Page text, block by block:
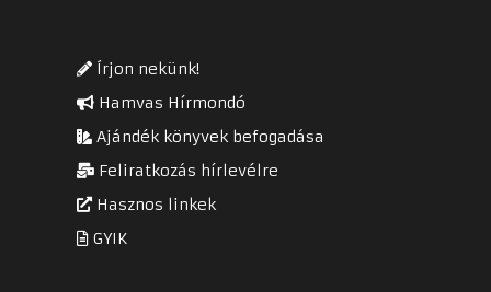
Írjon nekünk!
Hamvas Hírmondó
Ajándék könyvek befogadása
Feliratkozás hírlevélre
Hasznos linkek
GYIK